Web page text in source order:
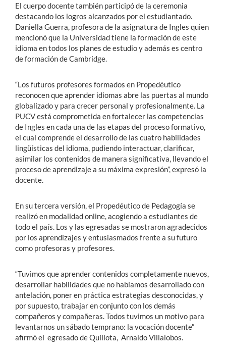
El cuerpo docente también participó de la ceremonia
destacando los logros alcanzados por el estudiantado.
Daniella Guerra, profesora de la asignatura de Ingles quien
mencionó que la Universidad tiene la formación de este
idioma en todos los planes de estudio y además es centro
de formación de Cambridge.
“Los futuros profesores formados en Propedéutico
reconocen que aprender idiomas abre las puertas al mundo
globalizado y para crecer personal y profesionalmente. La
PUCV está comprometida en fortalecer las competencias
de Ingles en cada una de las etapas del proceso formativo,
el cual comprende el desarrollo de las cuatro habilidades
lingüísticas del idioma, pudiendo interactuar, clarificar,
asimilar los contenidos de manera significativa, llevando el
proceso de aprendizaje a su máxima expresión”, expresó la
docente.
En su tercera versión, el Propedéutico de Pedagogía se
realizó en modalidad online, acogiendo a estudiantes de
todo el país. Los y las egresadas se mostraron agradecidos
por los aprendizajes y entusiasmados frente a su futuro
como profesoras y profesores.
“Tuvimos que aprender contenidos completamente nuevos,
desarrollar habilidades que no habíamos desarrollado con
antelación, poner en práctica estrategias desconocidas, y
por supuesto, trabajar en conjunto con los demás
compañeros y compañeras. Todos tuvimos un motivo para
levantarnos un sábado temprano: la vocación docente”
afirmó el egresado de Quillota, Arnaldo Villalobos.